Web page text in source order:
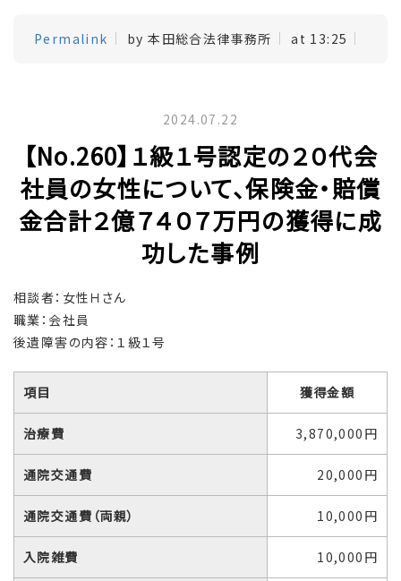
Permalink by 本田総合法律事務所 at 13:25
2024.07.22
【No.260】１級１号認定の２０代会
社員の女性について、保険金・賠償
金合計２億７４０７万円の獲得に成
功した事例
相談者：女性Ｈさん
職業：会社員
後遺障害の内容：１級１号
項目 獲得金額
治療費 3,870,000円
通院交通費 20,000円
通院交通費（両親） 10,000円
入院雑費 10,000円